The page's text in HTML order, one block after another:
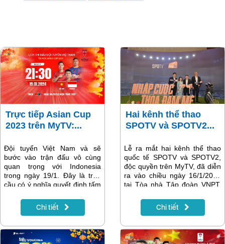
Trực tiếp Asian Cup
2023 trên MyTV:...
Đội tuyển Việt Nam và sẽ
bước vào trận đấu vô cùng
quan trọng với Indonesia
trong ngày 19/1. Đây là trận
cầu có ý nghĩa quyết định tấm
của các chàng trai Sao Vàng.
Đón xem trọn vẹn Asian Cup
của thày trò HLV Philippe
Troussier trên MyTV.
Chi tiết
Hai kênh thể thao
SPOTV và SPOTV2...
Lễ ra mắt hai kênh thể thao
quốc tế SPOTV và SPOTV2,
độc quyền trên MyTV, đã diễn
ra vào chiều ngày 16/1/2024
tại Tòa nhà Tập đoàn VNPT,
mốc đặc biệt quan trọng khi
VNPT - Media quyết định phát
đẳng cấp này phục vụ khán
giả.
Chi tiết